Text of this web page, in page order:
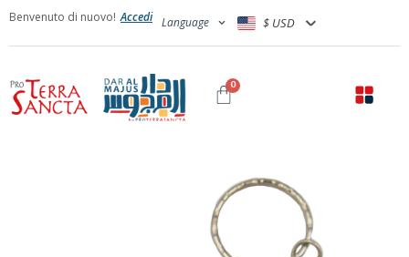
Benvenuto di nuovo! Accedi Language $ USD
0